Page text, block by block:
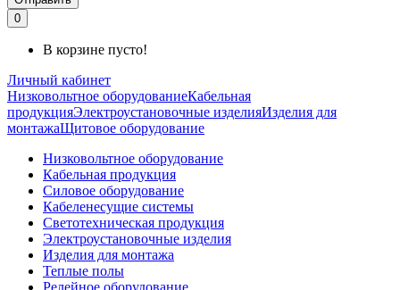
0
В корзине пусто!
Личный кабинет
Низковольтное оборудованиеКабельная
продукцияЭлектроустановочные изделияИзделия для
монтажаЩитовое оборудование
Низковольтное оборудование
Кабельная продукция
Силовое оборудование
Кабеленесущие системы
Светотехническая продукция
Электроустановочные изделия
Изделия для монтажа
Теплые полы
Релейное оборудование